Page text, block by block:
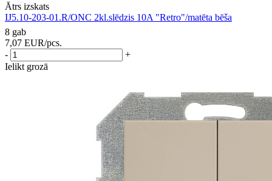
Ātrs izskats
IJ5.10-203-01.R/ONC 2kl.slēdzis 10A "Retro"/matēta bēša
8 gab
7,07 EUR/pcs.
-
+
Ielikt grozā